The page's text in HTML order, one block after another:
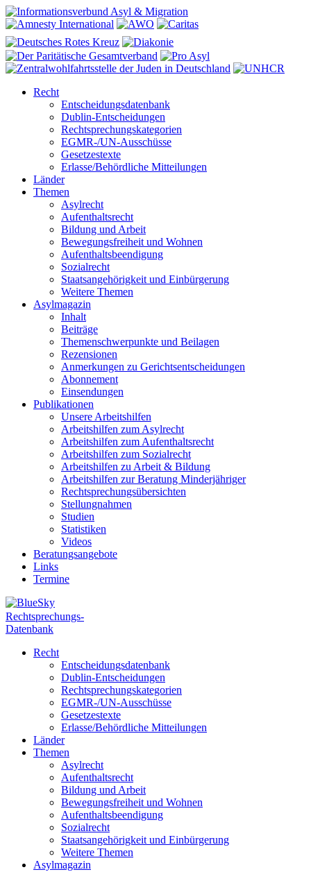
Recht
Entscheidungsdatenbank
Dublin-Entscheidungen
Rechtsprechungskategorien
EGMR-/UN-Ausschüsse
Gesetzestexte
Erlasse/Behördliche Mitteilungen
Länder
Themen
Asylrecht
Aufenthaltsrecht
Bildung und Arbeit
Bewegungsfreiheit und Wohnen
Aufenthaltsbeendigung
Sozialrecht
Staatsangehörigkeit und Einbürgerung
Weitere Themen
Asylmagazin
Inhalt
Beiträge
Themenschwerpunkte und Beilagen
Rezensionen
Anmerkungen zu Gerichtsentscheidungen
Abonnement
Einsendungen
Publikationen
Unsere Arbeitshilfen
Arbeitshilfen zum Asylrecht
Arbeitshilfen zum Aufenthaltsrecht
Arbeitshilfen zum Sozialrecht
Arbeitshilfen zu Arbeit & Bildung
Arbeitshilfen zur Beratung Minderjähriger
Rechtsprechungsübersichten
Stellungnahmen
Studien
Statistiken
Videos
Beratungsangebote
Links
Termine
Rechtsprechungs-
Datenbank
Recht
Entscheidungsdatenbank
Dublin-Entscheidungen
Rechtsprechungskategorien
EGMR-/UN-Ausschüsse
Gesetzestexte
Erlasse/Behördliche Mitteilungen
Länder
Themen
Asylrecht
Aufenthaltsrecht
Bildung und Arbeit
Bewegungsfreiheit und Wohnen
Aufenthaltsbeendigung
Sozialrecht
Staatsangehörigkeit und Einbürgerung
Weitere Themen
Asylmagazin